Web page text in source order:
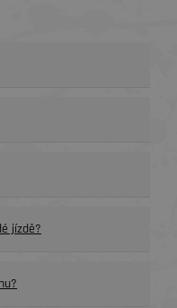
jízdě?